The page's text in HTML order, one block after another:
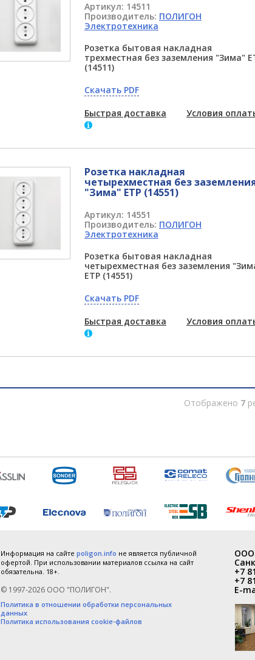
Артикул: 14511
Производитель: ПОЛИГОН
Электротехника
Розетка бытовая накладная
трехместная без заземления "Зима"
(14511)
Скачать PDF
Быстрая доставка
Условия
Розетка накладная
четырехместная без
"Зима" ETP (14551)
Артикул: 14551
Производитель: ПОЛИГОН
Электротехника
Розетка бытовая накладная
четырехместная без заземления
ETP (14551)
Скачать PDF
Быстрая доставка
Условия
Отображено 7
Информация на сайте poligon.info не является публичной
офертой. При использовании материалов ссылка на сайт
обязательна. 18+.
© 1997-2026 ООО "ПОЛИГОН".
Политика в отношении обработки персональных
данных
Политика использования cookie-файлов
ООО
+7
+7
E-